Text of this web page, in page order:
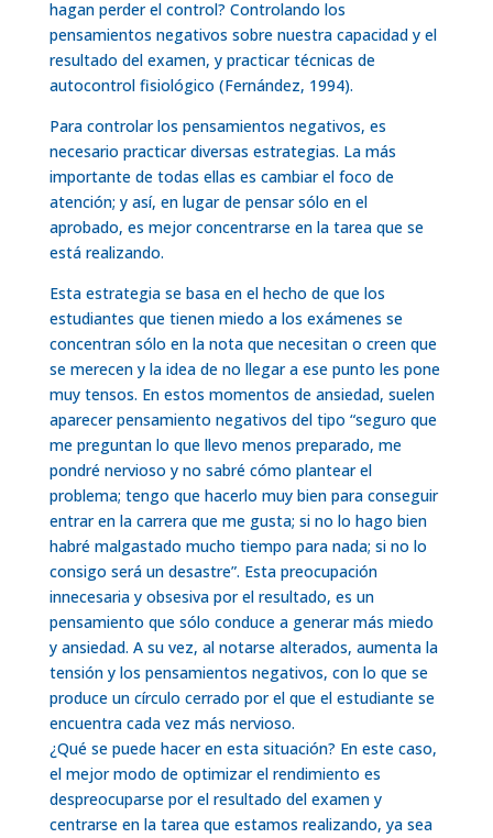
hagan perder el control? Controlando los
pensamientos negativos sobre nuestra capacidad y el
resultado del examen, y practicar técnicas de
autocontrol fisiológico (Fernández, 1994).
Para controlar los pensamientos negativos, es
necesario practicar diversas estrategias. La más
importante de todas ellas es cambiar el foco de
atención; y así, en lugar de pensar sólo en el
aprobado, es mejor concentrarse en la tarea que se
está realizando.
Esta estrategia se basa en el hecho de que los
estudiantes que tienen miedo a los exámenes se
concentran sólo en la nota que necesitan o creen que
se merecen y la idea de no llegar a ese punto les pone
muy tensos. En estos momentos de ansiedad, suelen
aparecer pensamiento negativos del tipo “seguro que
me preguntan lo que llevo menos preparado, me
pondré nervioso y no sabré cómo plantear el
problema; tengo que hacerlo muy bien para conseguir
entrar en la carrera que me gusta; si no lo hago bien
habré malgastado mucho tiempo para nada; si no lo
consigo será un desastre”. Esta preocupación
innecesaria y obsesiva por el resultado, es un
pensamiento que sólo conduce a generar más miedo
y ansiedad. A su vez, al notarse alterados, aumenta la
tensión y los pensamientos negativos, con lo que se
produce un círculo cerrado por el que el estudiante se
encuentra cada vez más nervioso.
¿Qué se puede hacer en esta situación? En este caso,
el mejor modo de optimizar el rendimiento es
despreocuparse por el resultado del examen y
centrarse en la tarea que estamos realizando, ya sea